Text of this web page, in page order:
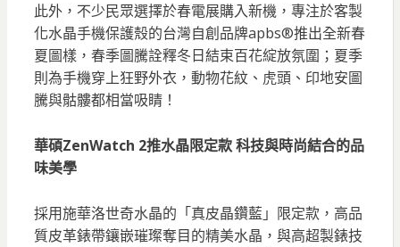
此外，不少民眾選擇於春電展購入新機，專注於客製
化水晶手機保護殼的台灣自創品牌apbs®推出全新春
夏圖樣，春季圖騰詮釋冬日結束百花綻放氛圍；夏季
則為手機穿上狂野外衣，動物花紋、虎頭、印地安圖
騰與骷髏都相當吸睛！
華碩ZenWatch 2推水晶限定款 科技與時尚結合的品
味美學
採用施華洛世奇水晶的「真皮晶鑽藍」限定款，高品
質皮革錶帶鑲嵌璀璨奪目的精美水晶，與高超製錶技